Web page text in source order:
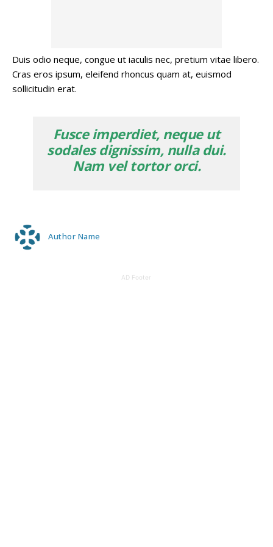
Duis odio neque, congue ut iaculis nec, pretium vitae libero.
Cras eros ipsum, eleifend rhoncus quam at, euismod
sollicitudin erat.
Fusce imperdiet, neque ut
sodales dignissim, nulla dui.
Nam vel tortor orci.
Author Name
AD Footer